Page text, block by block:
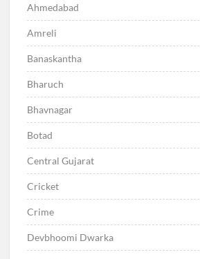
Ahmedabad
Amreli
Banaskantha
Bharuch
Bhavnagar
Botad
Central Gujarat
Cricket
Crime
Devbhoomi Dwarka